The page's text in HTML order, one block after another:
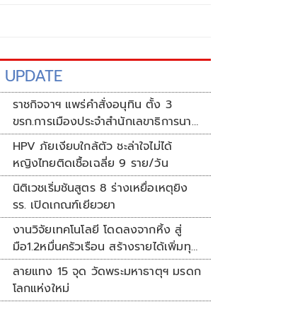
ราชกิจจาฯ แพร่คำสั่งอนุทิน ตั้ง 3
ขรก.การเมืองประจำสำนักเลขาธิการนา
ยกฯ
HPV ภัยเงียบใกล้ตัว ชะล่าใจไม่ได้
หญิงไทยติดเชื้อเฉลี่ย 9 ราย/วัน
นิติเวชเริ่มชันสูตร 8 ร่างเหยื่อเหตุยิง
รร. เปิดเกณฑ์เยียวยา
งานวิจัยเทคโนโลยี โดดลงจากหิ้ง สู่
มือ1.2หมื่นครัวเรือน สร้างรายได้เพิ่มทุก
เดือน
ลายแทง 15 จุด วัดพระมหาธาตุฯ มรดก
โลกแห่งใหม่